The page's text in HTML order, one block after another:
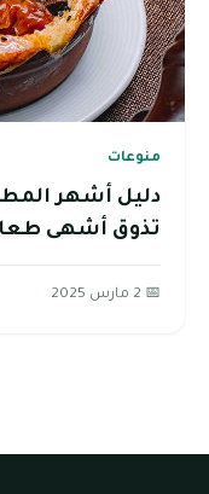
منوعات
دليل أشهر
تذوق أشهى
📅 2 مارس 2025